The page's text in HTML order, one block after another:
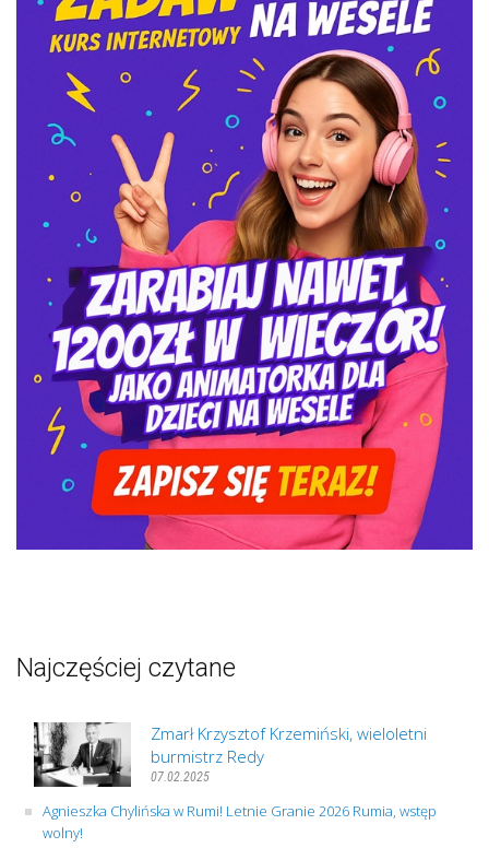
Najczęściej czytane
Zmarł Krzysztof Krzemiński, wieloletni
burmistrz Redy
07.02.2025
Agnieszka Chylińska w Rumi! Letnie Granie 2026 Rumia, wstęp
wolny!